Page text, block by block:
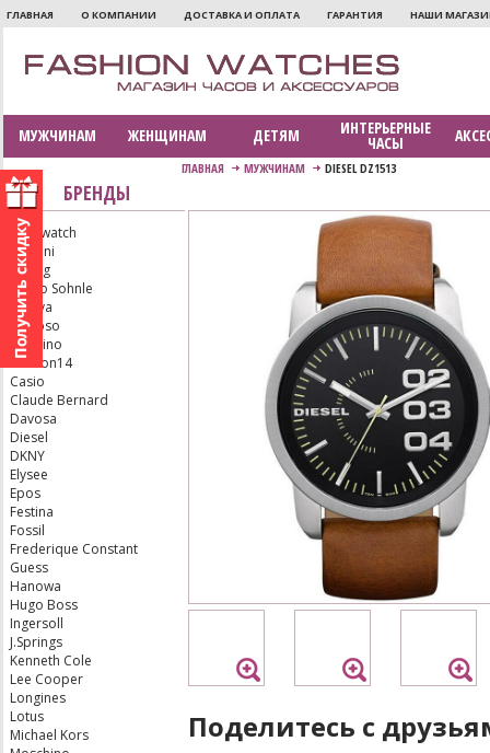
ГЛАВНАЯ О КОМПАНИИ ДОСТАВКА И ОПЛАТА ГАРАНТИЯ НАШИ
МУЖЧИНАМ ЖЕНЩИНАМ ДЕТЯМ ИНТЕРЬЕРНЫЕ
ЧАСЫ
ГЛАВНАЯ МУЖЧИНАМ DIESEL DZ1513
БРЕНДЫ
Aerowatch
Armani
Bering
Bruno Sohnle
Bulova
Calypso
Candino
Carbon14
Casio
Claude Bernard
Davosa
Diesel
DKNY
Elysee
Epos
Festina
Fossil
Frederique Constant
Guess
Hanowa
Hugo Boss
Ingersoll
J.Springs
Kenneth Cole
Lee Cooper
Longines
Lotus
Michael Kors
Поделитесь с